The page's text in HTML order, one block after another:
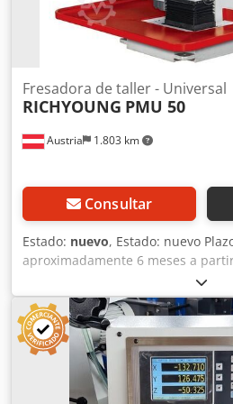
Austria 1.803 km
Fresadora de taller - Universal
RICHYOUNG PMU 50
Consultar
Estado: nuevo, Estado: nuevo
aproximadamente 6 meses a
País de origen: Taiwán Precio:
932,08 € Velocidades de giro: 40 -
sujeción: ISO 40 Área de trabajo:
Mesa: 1000 x 500 mm Motor: 3,75
rápido/avance en los 3 ejes: 1000
chavetas: 8 Ancho x distancia: 14
de la mesa: 300 kg Recorrido